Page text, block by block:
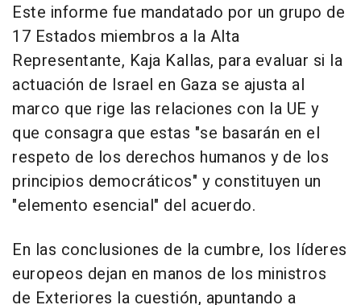
Este informe fue mandatado por un grupo de
17 Estados miembros a la Alta
Representante, Kaja Kallas, para evaluar si la
actuación de Israel en Gaza se ajusta al
marco que rige las relaciones con la UE y
que consagra que estas "se basarán en el
respeto de los derechos humanos y de los
principios democráticos" y constituyen un
"elemento esencial" del acuerdo.
En las conclusiones de la cumbre, los líderes
europeos dejan en manos de los ministros
de Exteriores la cuestión, apuntando a